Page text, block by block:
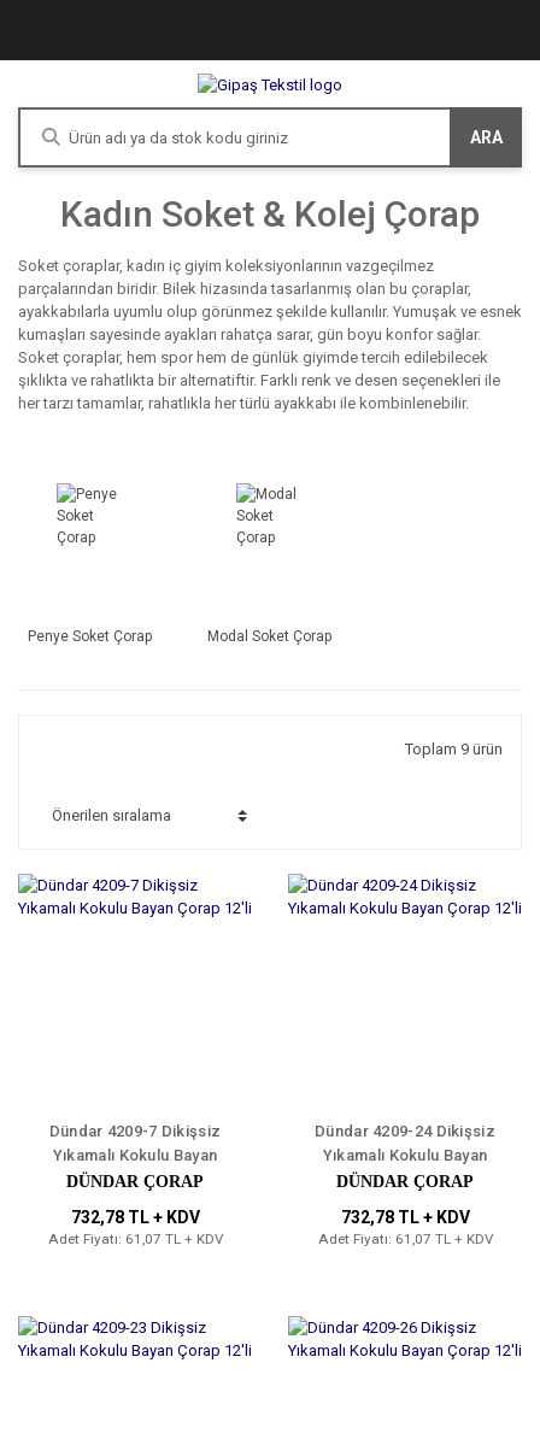
ARA
Kadın Soket & Kolej Çorap
Soket çoraplar, kadın iç giyim koleksiyonlarının vazgeçilmez
parçalarından biridir. Bilek hizasında tasarlanmış olan bu çoraplar,
ayakkabılarla uyumlu olup görünmez şekilde kullanılır. Yumuşak ve esnek
kumaşları sayesinde ayakları rahatça sarar, gün boyu konfor sağlar.
Soket çoraplar, hem spor hem de günlük giyimde tercih edilebilecek
şıklıkta ve rahatlıkta bir alternatiftir. Farklı renk ve desen seçenekleri ile
her tarzı tamamlar, rahatlıkla her türlü ayakkabı ile kombinlenebilir.
Penye Soket Çorap Modal Soket Çorap
Toplam 9 ürün
Dündar 4209-7 Dikişsiz
Yıkamalı Kokulu Bayan
Çorap 12'li
DÜNDAR ÇORAP
732,78 TL + KDV
Adet Fiyatı: 61,07 TL + KDV
Dündar 4209-24 Dikişsiz
Yıkamalı Kokulu Bayan
Çorap 12'li
DÜNDAR ÇORAP
732,78 TL + KDV
Adet Fiyatı: 61,07 TL + KDV